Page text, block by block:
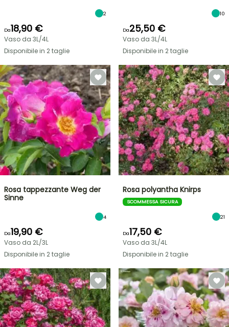
2
Da18,90 €
Vaso da 3L/4L
Disponibile in 2 taglie
10
Da25,50 €
Vaso da 3L/4L
Disponibile in 2 taglie
Rosa tappezzante Weg der
Sinne
4
Da19,90 €
Vaso da 2L/3L
Disponibile in 2 taglie
Rosa polyantha Knirps
SCOMMESSA SICURA
21
Da17,50 €
Vaso da 3L/4L
Disponibile in 2 taglie